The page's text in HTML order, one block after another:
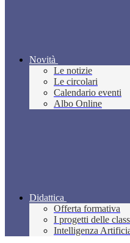
Novità
Le notizie
Le circolari
Calendario eventi
Albo Online
Didattica
Offerta formativa
I progetti delle
Intelligenza